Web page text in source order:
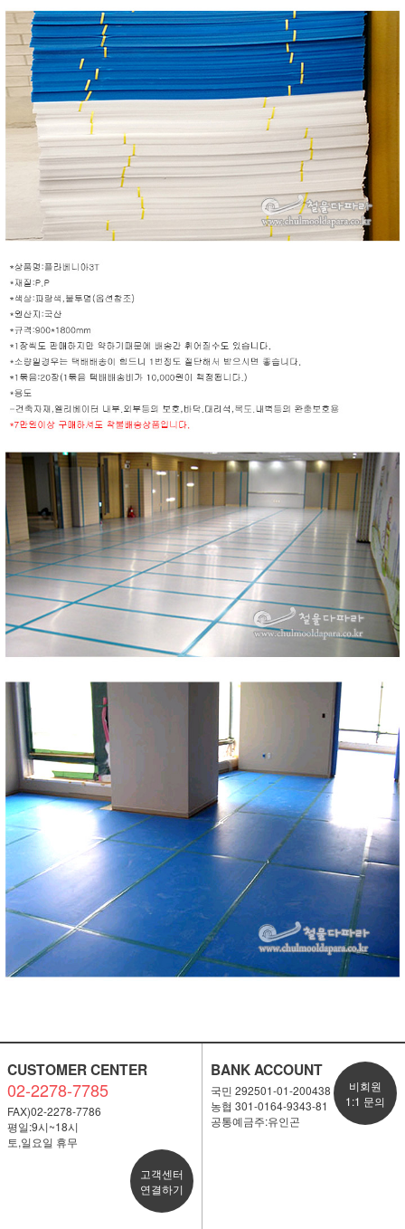
CUSTOMER CENTER
02-2278-7785
FAX)02-2278-7786
평일:9시~18시
토,일요일 휴무
고객센터
연결하기
BANK ACCOUNT
국민 292501-01-200438
농협 301-0164-9343-81
공통예금주:유인곤
비회원
1:1 문의